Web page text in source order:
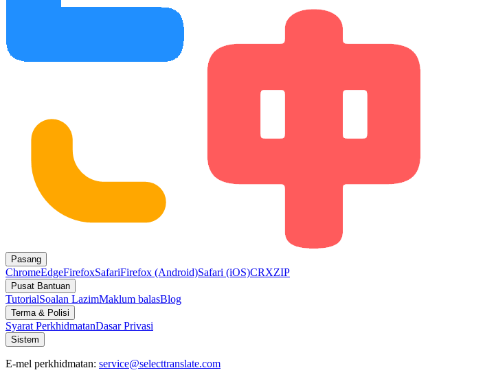
Pasang
ChromeEdgeFirefoxSafariFirefox (Android)Safari (iOS)CRXZIP
Pusat Bantuan
TutorialSoalan LazimMaklum balasBlog
Terma & Polisi
Syarat PerkhidmatanDasar Privasi
Sistem
E-mel perkhidmatan: service@selecttranslate.com